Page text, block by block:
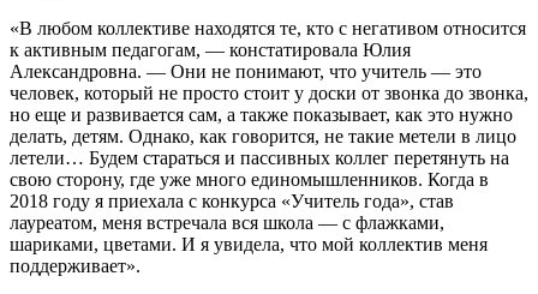
«В любом коллективе находятся те, кто с негативом относится
к активным педагогам, — констатировала Юлия
Александровна. — Они не понимают, что учитель — это
человек, который не просто стоит у доски от звонка до звонка,
но еще и развивается сам, а также показывает, как это нужно
делать, детям. Однако, как говорится, не такие метели в лицо
летели… Будем стараться и пассивных коллег перетянуть на
свою сторону, где уже много единомышленников. Когда в
2018 году я приехала с конкурса «Учитель года», став
лауреатом, меня встречала вся школа — с флажками,
шариками, цветами. И я увидела, что мой коллектив меня
поддерживает».